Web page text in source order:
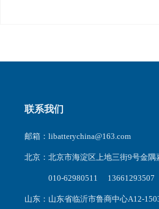
联系我们
邮箱：libatterychina@163.com
北京：北京市海淀区上地三街9号金隅
010-62980511 13661293507
山东：山东省临沂市鲁商中心A12-